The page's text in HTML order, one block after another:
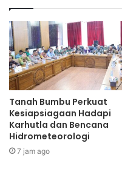
Tanah Bumbu Perkuat
Kesiapsiagaan Hadapi
Karhutla dan Bencana
Hidrometeorologi
7 jam ago